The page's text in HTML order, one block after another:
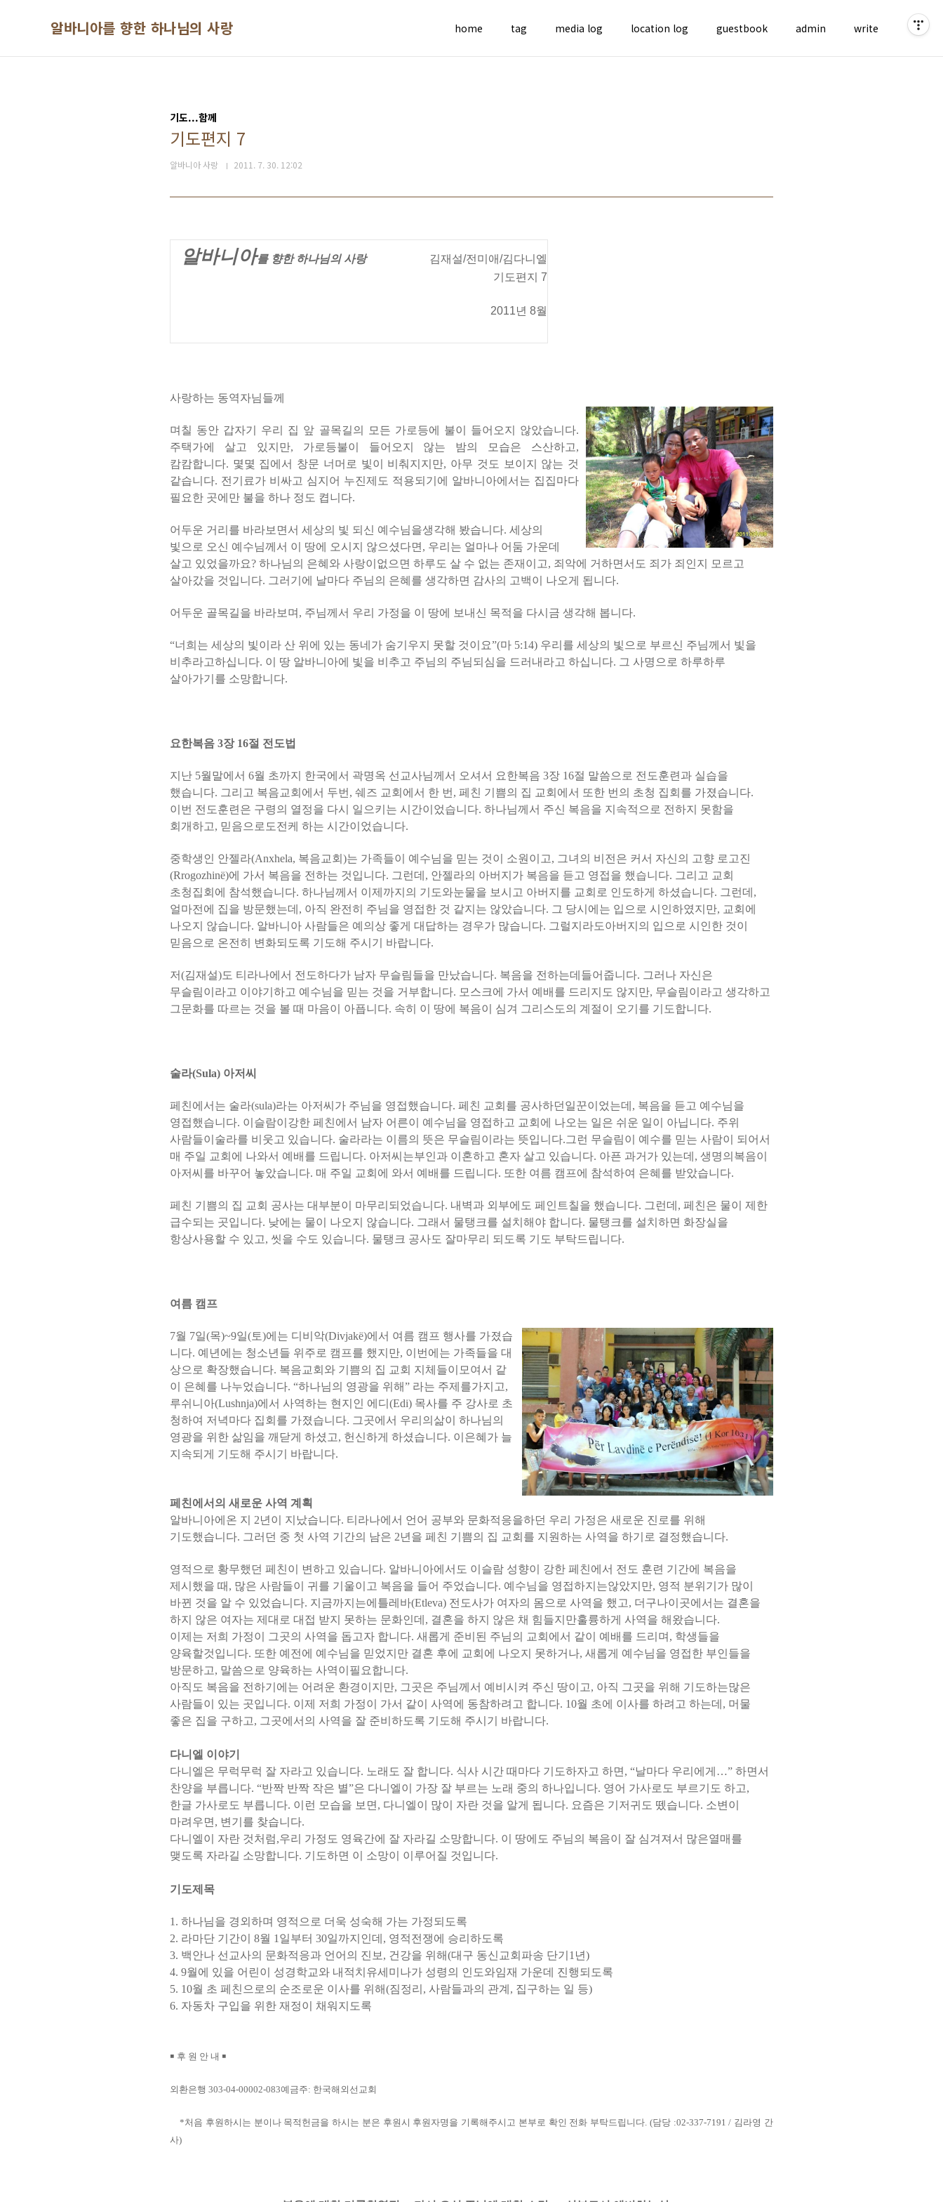
알바니아를 향한 하나님의 사랑 home tag media log location log guestbook admin write
기도...함께
기도편지 7
알바니아 사랑 2011. 7. 30. 12:02
알바니아를 향한 하나님의 사랑 김재설/전미애/김다니엘
기도편지 7
2011년 8월
사랑하는 동역자님들께
며칠 동안 갑자기 우리 집 앞 골목길의 모든 가로등에 불이 들어오지 않았습니다.
주택가에
살고 있지만, 가로등불이 들어오지 않는 밤의 모습은 스산하고,
캄캄합니다. 몇몇 집에서 창문 너머로 빛이 비춰지지만, 아무 것도 보이지 않는 것
같습니다. 전기료가 비싸고 심지어 누진제도 적용되기에 알바니아에서는 집집마다
필요한 곳에만 불을 하나 정도 켭니다.
어두운 거리를 바라보면서 세상의 빛 되신 예수님을생각해 봤습니다. 세상의
빛으로 오신 예수님께서 이 땅에 오시지 않으셨다면 , 우리는 얼마나 어둠 가운데
살고 있었을까요? 하나님의 은혜와 사랑이없으면 하루도 살 수 없는 존재이고, 죄악에 거하면서도 죄가 죄인지 모르고
살아갔을 것입니다. 그러기에 날마다 주님의 은혜를 생각하면 감사의 고백이 나오게 됩니다.
어두운 골목길을 바라보며 , 주님께서 우리 가정을 이 땅에 보내신 목적을 다시금 생각해 봅니다.
“너희는 세상의 빛이라 산 위에 있는 동네가 숨기우지 못할 것이요”(마 5:14) 우리를 세상의 빛으로 부르신 주님께서 빛을
비추라고하십니다. 이 땅 알바니아에 빛을 비추고 주님의 주님되심을 드러내라고 하십니다. 그 사명으로 하루하루
살아가기를 소망합니다.
요한복음 3장16절 전도법
지난 5월말에서 6월 초까지 한국에서 곽명옥 선교사님께서 오셔서 요한복음 3장 16절 말씀으로 전도훈련과 실습을
했습니다. 그리고 복음교회에서 두번 , 쉐즈 교회에서 한 번 , 페친 기쁨의 집 교회에서 또한 번의 초청 집회를 가졌습니다.
이번 전도훈련은 구령의 열정을 다시 일으키는 시간이었습니다. 하나님께서 주신 복음을 지속적으로 전하지 못함을
회개하고, 믿음으로도전케 하는 시간이었습니다.
중학생인 안젤라(Anxhela, 복음교회 )는 가족들이 예수님을 믿는 것이 소원이고, 그녀의 비전은 커서 자신의 고향 로고진
(Rrogozhinë)에 가서 복음을 전하는 것입니다. 그런데 , 안젤라의 아버지가 복음을 듣고 영접을 했습니다. 그리고 교회
초청집회에 참석했습니다. 하나님께서 이제까지의 기도와눈물을 보시고 아버지를 교회로 인도하게 하셨습니다. 그런데 ,
얼마전에 집을 방문했는데 , 아직 완전히 주님을 영접한 것 같지는 않았습니다. 그 당시에는 입으로 시인하였지만, 교회에
나오지 않습니다. 알바니아 사람들은 예의상 좋게 대답하는 경우가 많습니다. 그럴지라도아버지의 입으로 시인한 것이
믿음으로 온전히 변화되도록 기도해 주시기 바랍니다.
저(김재설)도 티라나에서 전도하다가 남자 무슬림들을 만났습니다. 복음을 전하는데들어줍니다. 그러나 자신은
무슬림이라고 이야기하고 예수님을 믿는 것을 거부합니다. 모스크에 가서 예배를 드리지도 않지만, 무슬림이라고 생각하고
그문화를 따르는 것을 볼 때 마음이 아픕니다. 속히 이 땅에 복음이 심겨 그리스도의 계절이 오기를 기도합니다.
술라(Sula) 아저씨
페친에서는 술라(sula)라는 아저씨가 주님을 영접했습니다. 페친 교회를 공사하던일꾼이었는데 , 복음을 듣고 예수님을
영접했습니다. 이슬람이강한 페친에서 남자 어른이 예수님을 영접하고 교회에 나오는 일은 쉬운 일이 아닙니다. 주위
사람들이술라를 비웃고 있습니다. 술라라는 이름의 뜻은 무슬림이라는 뜻입니다.그런 무슬림이 예수를 믿는 사람이 되어서
매 주일 교회에 나와서 예배를 드립니다. 아저씨는부인과 이혼하고 혼자 살고 있습니다. 아픈 과거가 있는데 , 생명의복음이
아저씨를 바꾸어 놓았습니다. 매 주일 교회에 와서 예배를 드립니다. 또한 여름 캠프에 참석하여 은혜를 받았습니다.
페친 기쁨의 집 교회 공사는 대부분이 마무리되었습니다. 내벽과 외부에도 페인트칠을 했습니다. 그런데 , 페친은 물이 제한
급수되는 곳입니다. 낮에는 물이 나오지 않습니다. 그래서 물탱크를 설치해야 합니다. 물탱크를 설치하면 화장실을
항상사용할 수 있고, 씻을 수도 있습니다. 물탱크 공사도 잘마무리 되도록 기도 부탁드립니다.
여름 캠프
7월 7일(목)~9일(토)에는 디비악(Divjakë)에서 여름 캠프 행사를 가졌습
니다. 예년에는 청소년들 위주로 캠프를 했지만, 이번에는 가족들을 대
상으로 확장했습니다. 복음교회와 기쁨의 집 교회 지체들이모여서 같
이 은혜를 나누었습니다. “하나님의 영광을 위해” 라는 주제를가지고,
루쉬니아(Lushnja)에서 사역하는 현지인 에디 (Edi) 목사를 주 강사로 초
청하여 저녁마다 집회를 가졌습니다. 그곳에서 우리의삶이 하나님의
영광을 위한 삶임을 깨닫게 하셨고, 헌신하게 하셨습니다. 이은혜가 늘
지속되게 기도해 주시기 바랍니다.
페친에서의 새로운 사역 계획
알바니아에온 지
2년이 지났습니다. 티라나에서 언어 공부와 문화적응을하던 우리 가정은 새로운 진로를 위해
기도했습니다. 그러던 중 첫 사역 기간의 남은 2년을 페친 기쁨의 집 교회를 지원하는 사역을 하기로 결정했습니다.
영적으로 황무했던 페친이 변하고 있습니다. 알바니아에서도 이슬람 성향이 강한 페친에서 전도 훈련 기간에 복음을
제시했을 때 , 많은 사람들이 귀를 기울이고 복음을 들어 주었습니다. 예수님을 영접하지는않았지만, 영적 분위기가 많이
바뀐 것을 알 수 있었습니다. 지금까지는에틀레바(Etleva) 전도사가 여자의 몸으로 사역을 했고, 더구나이곳에서는 결혼을
하지 않은 여자는 제대로 대접 받지 못하는 문화인데 , 결혼을 하지 않은 채 힘들지만훌륭하게 사역을 해왔습니다.
이제는 저희 가정이 그곳의 사역을 돕고자 합니다. 새롭게 준비된 주님의 교회에서 같이 예배를 드리며 , 학생들을
양육할것입니다. 또한 예전에 예수님을 믿었지만 결혼 후에 교회에 나오지 못하거나, 새롭게 예수님을 영접한 부인들을
방문하고, 말씀으로 양육하는 사역이필요합니다.
아직도 복음을 전하기에는 어려운 환경이지만, 그곳은 주님께서 예비시켜 주신 땅이고, 아직 그곳을 위해 기도하는많은
사람들이 있는 곳입니다. 이제 저희 가정이 가서 같이 사역에 동참하려고 합니다. 10월 초에 이사를 하려고 하는데 , 머물
좋은 집을 구하고, 그곳에서의 사역을 잘 준비하도록 기도해 주시기 바랍니다.
다니엘 이야기
다니엘은 무럭무럭 잘 자라고 있습니다. 노래도 잘 합니다. 식사 시간 때마다 기도하자고 하면 , “날마다 우리에게 …” 하면서
찬양을 부릅니다. “반짝 반짝 작은 별”은 다니엘이 가장 잘 부르는 노래 중의 하나입니다. 영어 가사로도 부르기도 하고,
한글 가사로도 부릅니다. 이런 모습을 보면 , 다니엘이 많이 자란 것을 알게 됩니다. 요즘은 기저귀도 뗐습니다. 소변이
마려우면 , 변기를 찾습니다.
다니엘이 자란 것처럼,우리 가정도 영육간에 잘 자라길 소망합니다. 이 땅에도 주님의 복음이 잘 심겨져서 많은열매를
맺도록 자라길 소망합니다. 기도하면 이 소망이 이루어질 것입니다.
기도제목
1. 하나님을 경외하며 영적으로 더욱 성숙해 가는 가정되도록
2. 라마단 기간이 8월 1 일부터 30일까지인데 , 영적전쟁에 승리하도록
3. 백안나 선교사의 문화적응과 언어의 진보 , 건강을 위해(대구 동신교회파송 단기 1 년)
4. 9월에 있을 어린이 성경학교와 내적치유세미나가 성령의 인도와임재 가운데 진행되도록
5. 10월 초 페친으로의 순조로운 이사를 위해(짐정리 , 사람들과의 관계 , 집구하는 일 등)
6. 자동차 구입을 위한 재정이 채워지도록
￭ 후 원 안 내 ￭
외환은행 303-04-00002-083예금주: 한국해외선교회
*처음 후원하시는 분이나 목적헌금을 하시는 분은 후원시 후원자명을 기록해주시고 본부로 확인 전화 부탁드립니다. (담당 :02-337-7191 / 김라영 간
사)